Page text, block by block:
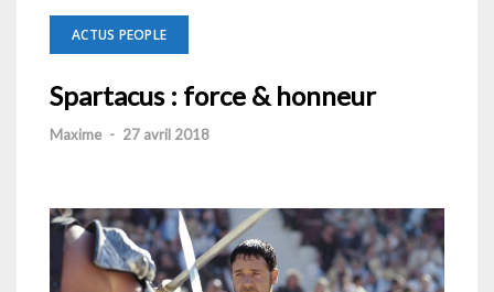
ACTUS PEOPLE
Spartacus : force & honneur
Maxime - 27 avril 2018